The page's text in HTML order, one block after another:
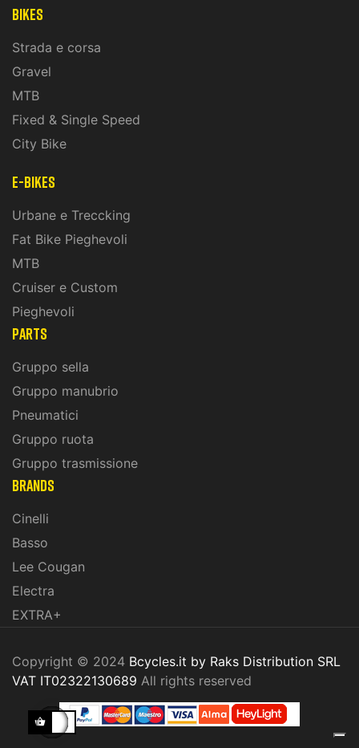
Bikes
Strada e corsa
Gravel
MTB
Fixed & Single Speed
City Bike
E-Bikes
Urbane e Treccking
Fat Bike Pieghevoli
MTB
Cruiser e Custom
Pieghevoli
PARTS
Gruppo sella
Gruppo manubrio
Pneumatici
Gruppo ruota
Gruppo trasmissione
BRANDS
Cinelli
Basso
Lee Cougan
Electra
EXTRA+
Copyright © 2024 Bcycles.it by Raks Distribution SRL
VAT IT02322130689 All rights reserved